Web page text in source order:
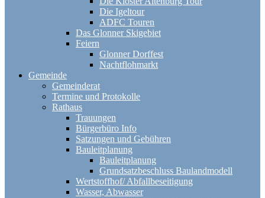
Die Igeltour
ADFC Touren
Das Glonner Skigebiet
Feiern
Glonner Dorffest
Nachtflohmarkt
Gemeinde
Gemeinderat
Termine und Protokolle
Rathaus
Trauungen
Bürgerbüro Info
Satzungen und Gebühren
Bauleitplanung
Bauleitplanung
Grundsatzbeschluss Baulandmodell
Wertstoffhof/ Abfallbeseitigung
Wasser, Abwasser